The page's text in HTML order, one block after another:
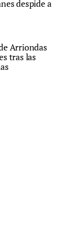
despide a
Arriondas
tras las